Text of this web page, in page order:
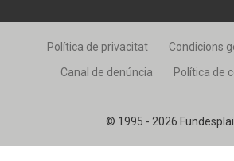
© 1995 - 2026 Fundesplai
Política de privacitat
Condicions
Canal de denúncia
Política de